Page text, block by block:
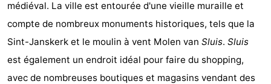
Cadzand-
Bad
Nieuwvliet-
Bad
Schoneveld
-
Strand
Resort
-
Waterdunen
-
médiéval. La ville est entourée d'une vieille muraille et
compte de nombreux monuments historiques, tels que la
Sint-Janskerk et le moulin à vent Molen van Sluis. Sluis
est également un endroit idéal pour faire du shopping,
avec de nombreuses boutiques et magasins vendant des